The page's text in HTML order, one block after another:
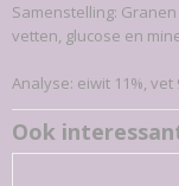
Productcode
15-K
0,50 Kg
Samenstelling:
vetten, glucose en
Analyse: eiwit 11%, vet
Ook